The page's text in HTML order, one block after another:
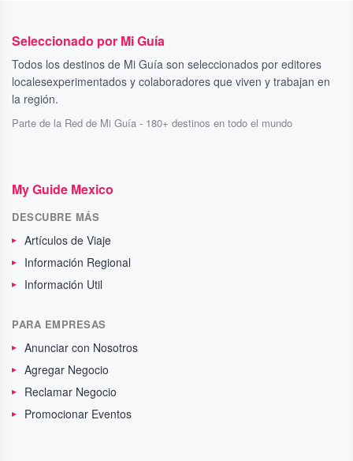
Seleccionado por Mi Guía
Todos los destinos de Mi Guía son seleccionados por editores
localesexperimentados y colaboradores que viven y trabajan en
la región.
Parte de la Red de Mi Guía - 180+ destinos en todo el mundo
My Guide Mexico
DESCUBRE MÁS
Artículos de Viaje
Información Regional
Información Util
PARA EMPRESAS
Anunciar con Nosotros
Agregar Negocio
Reclamar Negocio
Promocionar Eventos